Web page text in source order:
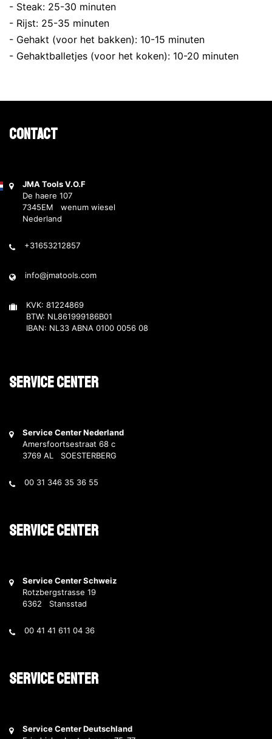
- Steak: 25-30 minuten
- Rijst: 25-35 minuten
- Gehakt (voor het bakken): 10-15 minuten
- Gehaktballetjes (voor het koken): 10-20 minuten
Contact
JMA Tools V.O.F
De haere 107
7345EM wenum wiesel
Nederland
+31653212857
info@jmatools.com
KVK: 81224869
BTW: NL861999186B01
IBAN: NL33 ABNA 0100 0056 08
Service Center
Service Center Nederland
Amersfoortsestraat 68 c
3769 AL SOESTERBERG
00 31 346 35 36 55
Service Center
Service Center Schweiz
Rotzbergstrasse 19
6362 Stansstad
00 41 41 611 04 36
Service Center
Service Center Deutschland